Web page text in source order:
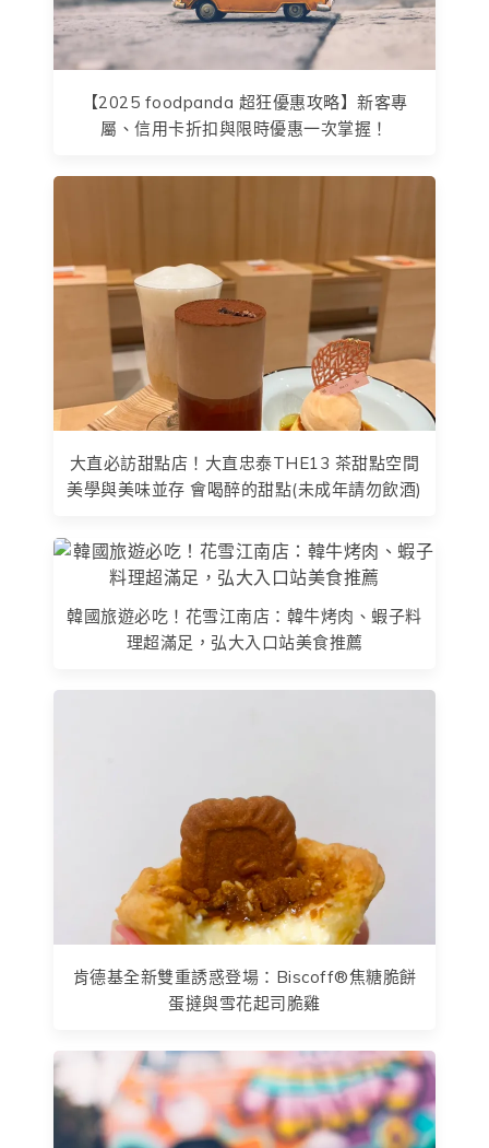
【2025 foodpanda 超狂優惠攻略】新客專
屬、信用卡折扣與限時優惠一次掌握！
大直必訪甜點店！大直忠泰THE13 茶甜點空間
美學與美味並存 會喝醉的甜點(未成年請勿飲酒)
韓國旅遊必吃！花雪江南店：韓牛烤肉、蝦子料
理超滿足，弘大入口站美食推薦
肯德基全新雙重誘惑登場：Biscoff®焦糖脆餅
蛋撻與雪花起司脆雞